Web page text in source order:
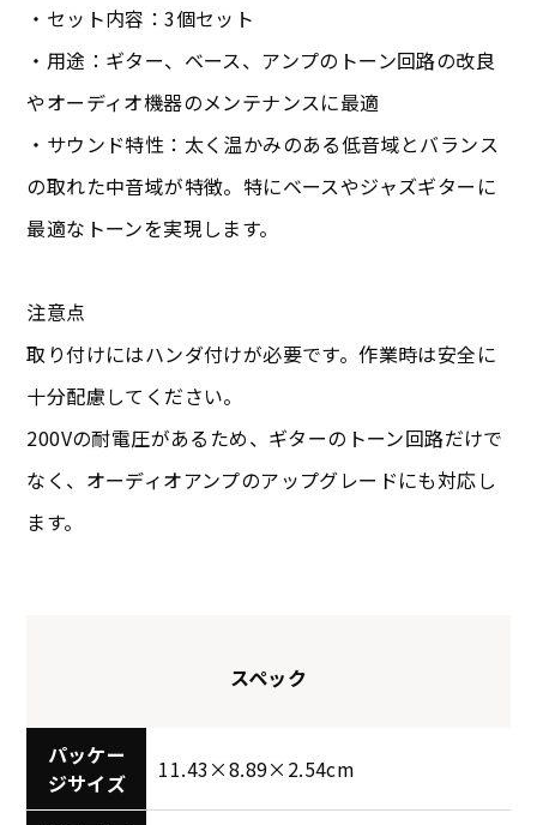
・セット内容：3個セット
・用途：ギター、ベース、アンプのトーン回路の改良
やオーディオ機器のメンテナンスに最適
・サウンド特性：太く温かみのある低音域とバランス
の取れた中音域が特徴。特にベースやジャズギターに
最適なトーンを実現します。
注意点
取り付けにはハンダ付けが必要です。作業時は安全に
十分配慮してください。
200Vの耐電圧があるため、ギターのトーン回路だけで
なく、オーディオアンプのアップグレードにも対応し
ます。
スペック
パッケー
ジサイズ
11.43×8.89×2.54cm